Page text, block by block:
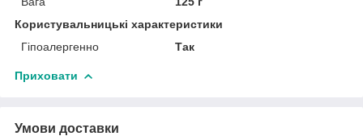
Користувальницькі характеристики
Гіпоалергенно
Так
Приховати
Умови доставки